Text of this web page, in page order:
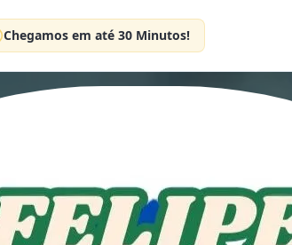
Chegamos em até 30 Minutos!